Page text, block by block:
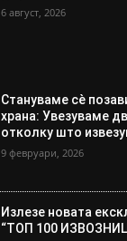
6 август, 2026
Стануваме сè
храна: Увезуваме
отколку што
9 февруари, 2026
Излезе новата
“ТОП 100